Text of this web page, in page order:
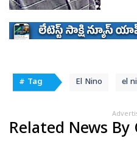
# Tag El Nino el
Related News